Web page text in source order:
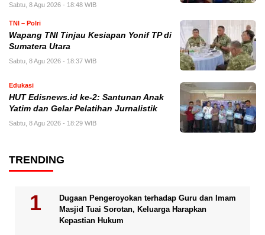
Sabtu, 8 Agu 2026 - 18:48 WIB
TNI – Polri
Wapang TNI Tinjau Kesiapan Yonif TP di
Sumatera Utara
Sabtu, 8 Agu 2026 - 18:37 WIB
Edukasi
HUT Edisnews.id ke-2: Santunan Anak
Yatim dan Gelar Pelatihan Jurnalistik
Sabtu, 8 Agu 2026 - 18:29 WIB
TRENDING
Dugaan Pengeroyokan terhadap Guru dan Imam
Masjid Tuai Sorotan, Keluarga Harapkan
Kepastian Hukum